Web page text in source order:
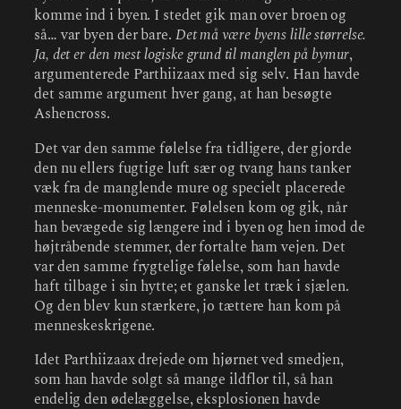
komme ind i byen. I stedet gik man over broen og
så… var byen der bare. Det må være byens lille størrelse.
Ja, det er den mest logiske grund til manglen på bymur,
argumenterede Parthiizaax med sig selv. Han havde
det samme argument hver gang, at han besøgte
Ashencross.
Det var den samme følelse fra tidligere, der gjorde
den nu ellers fugtige luft sær og tvang hans tanker
væk fra de manglende mure og specielt placerede
menneske-monumenter. Følelsen kom og gik, når
han bevægede sig længere ind i byen og hen imod de
højtråbende stemmer, der fortalte ham vejen. Det
var den samme frygtelige følelse, som han havde
haft tilbage i sin hytte; et ganske let træk i sjælen.
Og den blev kun stærkere, jo tættere han kom på
menneskeskrigene.
Idet Parthiizaax drejede om hjørnet ved smedjen,
som han havde solgt så mange ildflor til, så han
endelig den ødelæggelse, eksplosionen havde